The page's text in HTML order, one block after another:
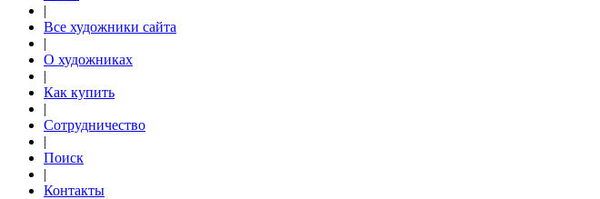
|
Все художники сайта
|
О художниках
|
Как купить
|
Сотрудничество
|
Поиск
|
Контакты